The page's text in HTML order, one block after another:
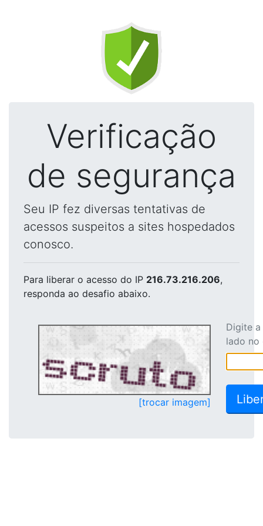
Verificação
de segurança
Seu IP fez diversas tentativas de
acessos suspeitos a sites hospedados
conosco.
Para liberar o acesso do IP 216.73.216.206,
responda ao desafio abaixo.
[trocar imagem]
Digite
lado no